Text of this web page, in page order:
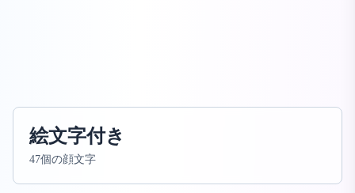
絵文字付き
47個の顔文字